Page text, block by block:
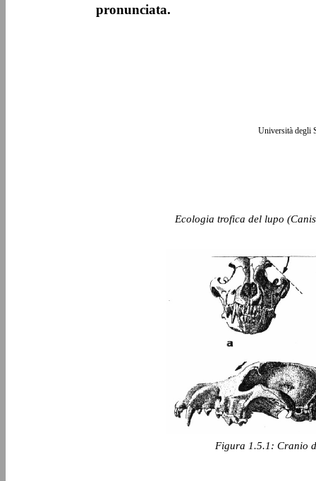
Università degli
pronunciata.
Ecologia trofica del lupo
Figura 1.5.1: Cranio